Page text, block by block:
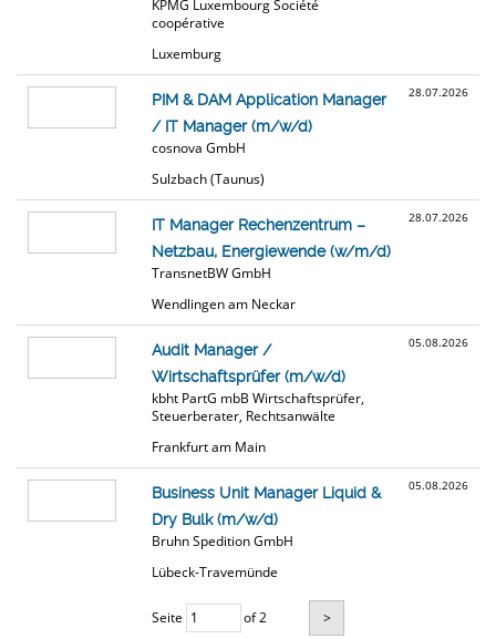
KPMG Luxembourg Société
coopérative
Luxemburg
28.07.2026
PIM & DAM Application Manager
/ IT Manager (m/w/d)
cosnova GmbH
Sulzbach (Taunus)
28.07.2026
IT Manager Rechenzentrum –
Netzbau, Energiewende (w/m/d)
TransnetBW GmbH
Wendlingen am Neckar
05.08.2026
Audit Manager /
Wirtschaftsprüfer (m/w/d)
kbht PartG mbB Wirtschaftsprüfer,
Steuerberater, Rechtsanwälte
Frankfurt am Main
05.08.2026
Business Unit Manager Liquid &
Dry Bulk (m/w/d)
Bruhn Spedition GmbH
Lübeck-Travemünde
Seite of 2 >